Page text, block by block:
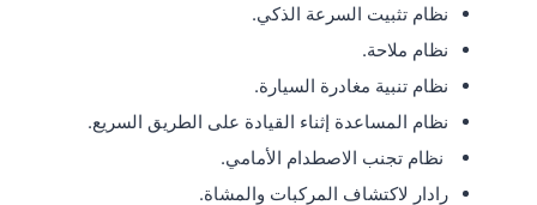
نظام تثبيت السرعة الذكي.
نظام ملاحة.
نظام تنبية مغادرة السيارة.
نظام المساعدة إثناء القيادة على الطريق السريع.
نظام تجنب الاصطدام الأمامي.
رادار لاكتشاف المركبات والمشاة.